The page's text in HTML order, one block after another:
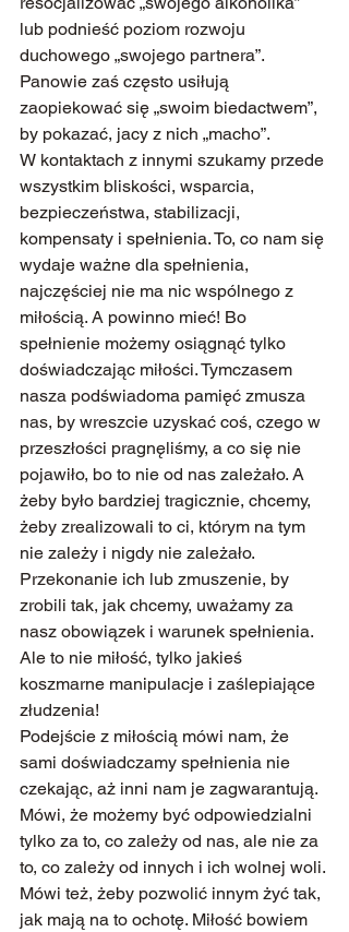
lub podnieść poziom rozwoju
duchowego „swojego partnera”.
Panowie zaś często usiłują
zaopiekować się „swoim biedactwem”,
by pokazać, jacy z nich „macho”.
W kontaktach z innymi szukamy przede
wszystkim bliskości, wsparcia,
bezpieczeństwa, stabilizacji,
kompensaty i spełnienia. To, co nam się
wydaje ważne dla spełnienia,
najczęściej nie ma nic wspólnego z
miłością. A powinno mieć! Bo
spełnienie możemy osiągnąć tylko
doświadczając miłości. Tymczasem
nasza podświadoma pamięć zmusza
nas, by wreszcie uzyskać coś, czego w
przeszłości pragnęliśmy, a co się nie
pojawiło, bo to nie od nas zależało. A
żeby było bardziej tragicznie, chcemy,
żeby zrealizowali to ci, którym na tym
nie zależy i nigdy nie zależało.
Przekonanie ich lub zmuszenie, by
zrobili tak, jak chcemy, uważamy za
nasz obowiązek i warunek spełnienia.
Ale to nie miłość, tylko jakieś
koszmarne manipulacje i zaślepiające
złudzenia!
Podejście z miłością mówi nam, że
sami doświadczamy spełnienia nie
czekając, aż inni nam je zagwarantują.
Mówi, że możemy być odpowiedzialni
tylko za to, co zależy od nas, ale nie za
to, co zależy od innych i ich wolnej woli.
Mówi też, żeby pozwolić innym żyć tak,
jak mają na to ochotę. Miłość bowiem